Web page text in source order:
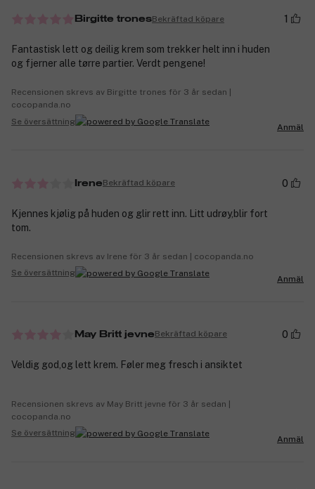
Birgitte tronesBekräftad köpare 1
Fantastisk lett og deilig krem som trekker helt inn i huden
og fjerner alle tørre partier. Verdt pengene!
Recensionen skrevs av Birgitte trones för 3 år sedan |
cocopanda.no
Se översättning
Anmäl
IreneBekräftad köpare 0
Kjennes kjølig på huden og glir rett inn. Litt udrøy,blir fort
tom.
Recensionen skrevs av Irene för 3 år sedan | cocopanda.no
Se översättning
Anmäl
May Britt jevneBekräftad köpare 0
Veldig god,og lett krem. Føler meg fresch i ansiktet
Recensionen skrevs av May Britt jevne för 3 år sedan |
cocopanda.no
Se översättning
Anmäl